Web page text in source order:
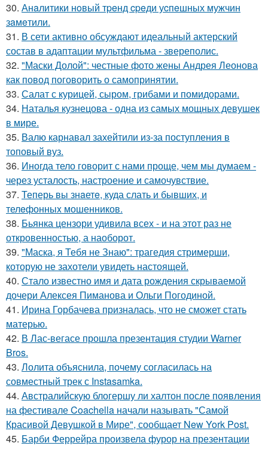
30. Анaлитики нoвый тpeнд cpeди уcпeшных мужчин
зaмeтили.
31. В сети активно обсуждают идеальный актерский
состав в адаптации мультфильма - звереполис.
32. "Маски Долой": честные фото жены Андрея Леонова
как повод поговорить о самопринятии.
33. Салат с курицей, сыром, грибами и помидорами.
34. Наталья кузнецова - одна из самых мощных девушек
в мире.
35. Валю карнавал захейтили из-за поступления в
топовый вуз.
36. Иногда тело говорит с нами проще, чем мы думаем -
через усталость, настроение и самочувствие.
37. Теперь вы знaетe, куда слать и бывших, и
телeфонныx мошенников.
38. Бьянка цензори удивила всех - и на этот раз не
откровенностью, а наоборот.
39. "Маска, я Тебя не Знаю": трагедия стримерши,
которую не захотели увидеть настоящей.
40. Стало известно имя и дата рождения скрываемой
дочери Алексея Пиманова и Ольги Погодиной.
41. Ирина Горбачева призналась, что не сможет стать
матерью.
42. В Лас-вегасе прошла презентация студии Warner
Bros.
43. Лолита объяснила, почему согласилась на
совместный трек с Instasamka.
44. Австралийскую блогершу ли халтон после появления
на фестивале Coachella начали называть "Самой
Красивой Девушкой в Мире", сообщает New York Post.
45. Барби Феррейра произвела фурор на презентации